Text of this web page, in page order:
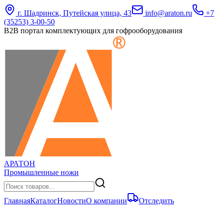
г. Шадринск, Путейская улица, 43 info@araton.ru
+7
(35253) 3-00-50
B2B портал комплектующих для гофрооборудования
АРАТОН
Промышленные ножи
ГлавнаяКаталогНовостиО компании Отследить